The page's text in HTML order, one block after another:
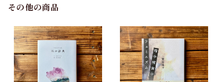
その他の商品